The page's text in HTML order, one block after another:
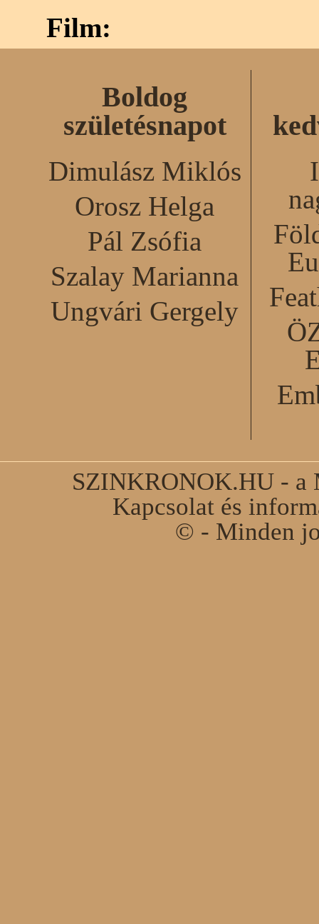
Film:
Boldog
születésnapot
Dimulász Miklós
Orosz Helga
Pál Zsófia
Szalay Marianna
Ungvári Gergely
SZINKRONOK.HU - a
Kapcsolat és
© - Minden